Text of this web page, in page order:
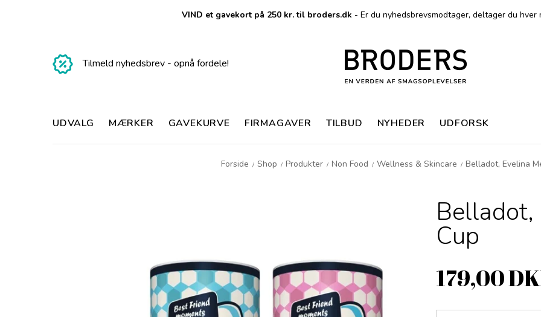
VIND et gavekort på 250 kr. til broders.dk - Er du nyhedsbrevsmodtager, deltager du
Tilmeld nyhedsbrev - opnå fordele!
UDVALG MÆRKER GAVEKURVE FIRMAGAVER TILBUD NYHEDER UDFORSK
Forside / Shop / Produkter / Non Food / Wellness & Skincare / Belladot, Evelina
Belladot,
Cup
179,00